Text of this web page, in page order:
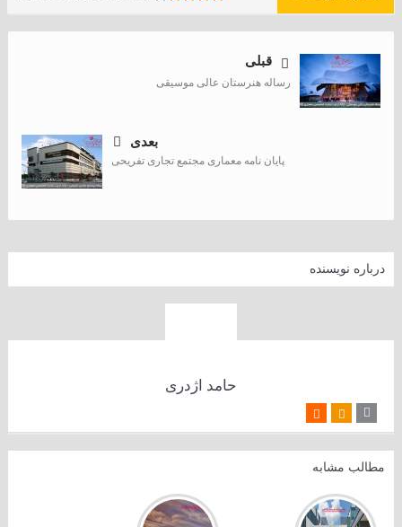
قبلی
رساله هنرستان عالی موسیقی
بعدی
پایان نامه معماری مجتمع تجاری تفریحی
درباره نویسنده
حامد اژدری
مطالب مشابه